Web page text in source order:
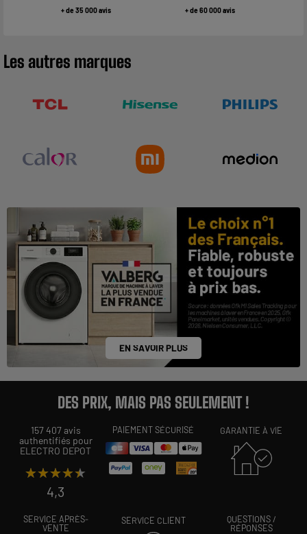
+ de 35 000 avis + de 60 000 avis
Les autres marques
EN SAVOIR PLUS
DES PRIX, MAIS PAS SEULEMENT !
157 407 avis
authentifiés pour
ELECTRO DEPOT
★★★★★
★★★★★
4,3
PAIEMENT SÉCURISÉ GARANTIE À VIE
SERVICE APRÈS-
VENTE
SERVICE CLIENT
QUESTIONS /
RÉPONSES